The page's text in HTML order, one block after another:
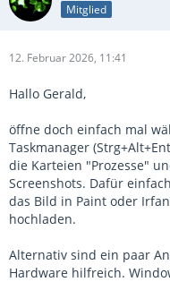
Mitglied
12. Februar 2026, 11:41
Hallo Gerald,
öffne doch einfach mal
Taskmanager
die Karteien "Prozesse"
Screenshots. Dafür
das Bild in Paint oder
hochladen.
Alternativ sind ein paar
Hardware hilfreich.